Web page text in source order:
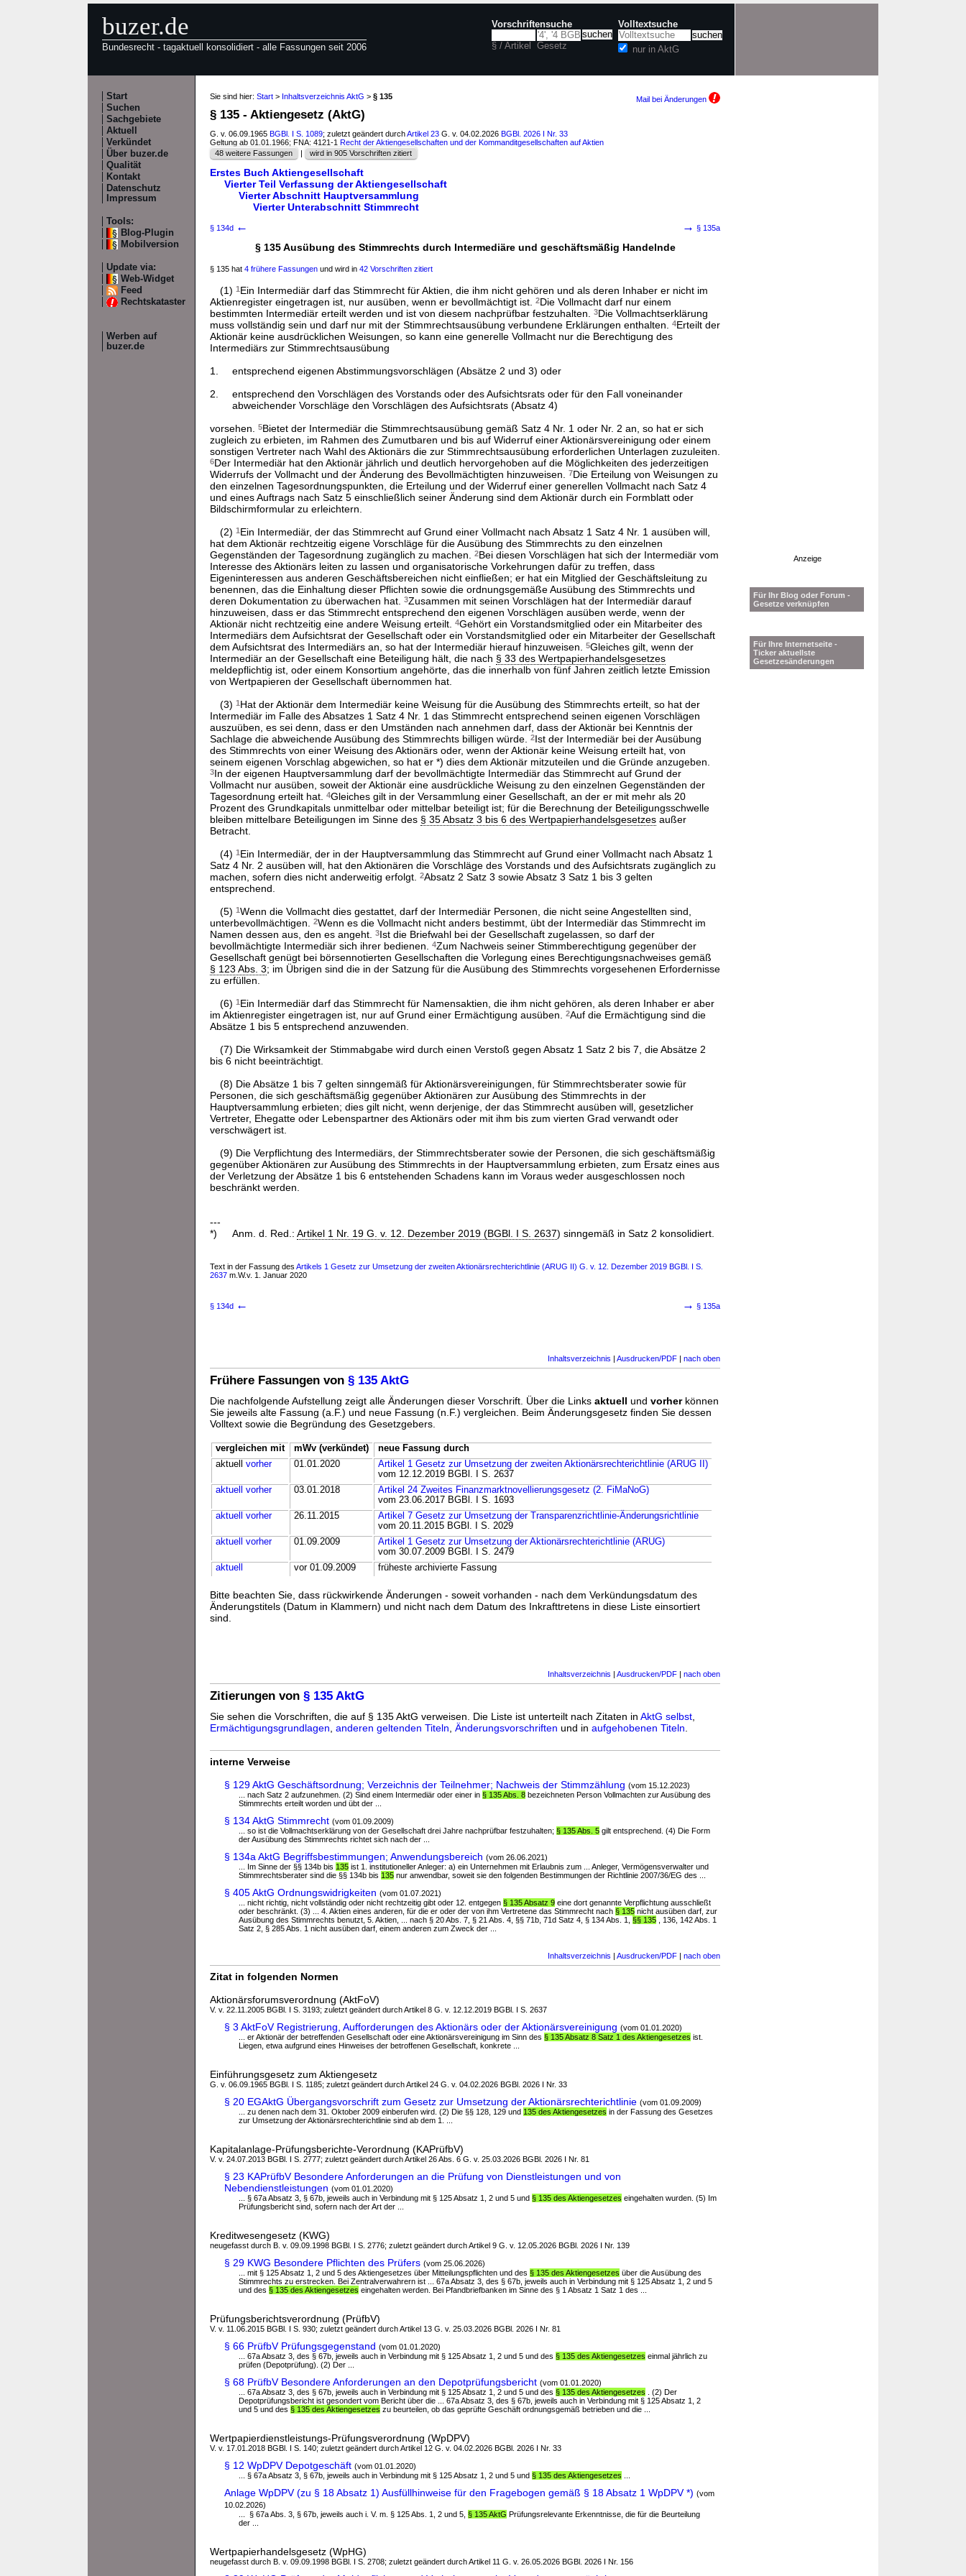
buzer.de
Bundesrecht - tagaktuell konsolidiert - alle Fassungen seit 2006
Vorschriftensuche
§ / Artikel Gesetz
Volltextsuche
nur in AktG
Start
Suchen
Sachgebiete
Aktuell
Verkündet
Über buzer.de
Qualität
Kontakt
Datenschutz
Impressum
Tools:
Blog-Plugin
Mobilversion
Update via:
Web-Widget
Feed
Rechtskataster
Werben auf
buzer.de
Sie sind hier: Start > Inhaltsverzeichnis AktG > § 135 Mail bei Änderungen
§ 135 - Aktiengesetz (AktG)
G. v. 06.09.1965 BGBl. I S. 1089; zuletzt geändert durchArtikel 23 G. v. 04.02.2026 BGBl. 2026 I Nr. 33
Geltung ab 01.01.1966; FNA: 4121-1 Recht der Aktiengesellschaften und der Kommanditgesellschaften auf Aktien
48 weitere Fassungen
| wird in 905 Vorschriften zitiert
Erstes Buch Aktiengesellschaft
Vierter Teil Verfassung der Aktiengesellschaft
Vierter Abschnitt Hauptversammlung
Vierter Unterabschnitt Stimmrecht
§ 134d ← → § 135a
§ 135 Ausübung des Stimmrechts durch Intermediäre und geschäftsmäßig Handelnde
§ 135 hat 4 frühere Fassungen und wird in 42 Vorschriften zitiert
(1) 1Ein Intermediär darf das Stimmrecht für Aktien, die ihm nicht gehören und als deren Inhaber er nicht im
Aktienregister eingetragen ist, nur ausüben, wenn er bevollmächtigt ist.
2Die Vollmacht darf nur einem
bestimmten Intermediär erteilt werden und ist von diesem nachprüfbar festzuhalten.
3Die Vollmachtserklärung
muss vollständig sein und darf nur mit der Stimmrechtsausübung verbundene Erklärungen enthalten.
4Erteilt der
Aktionär keine ausdrücklichen Weisungen, so kann eine generelle Vollmacht nur die Berechtigung des
Intermediärs zur Stimmrechtsausübung
1.
entsprechend eigenen Abstimmungsvorschlägen (Absätze 2 und 3) oder
2.
entsprechend den Vorschlägen des Vorstands oder des Aufsichtsrats oder für den Fall voneinander
abweichender Vorschläge den Vorschlägen des Aufsichtsrats (Absatz 4)
vorsehen.
5Bietet der Intermediär die Stimmrechtsausübung gemäß Satz 4 Nr. 1 oder Nr. 2 an, so hat er sich
zugleich zu erbieten, im Rahmen des Zumutbaren und bis auf Widerruf einer Aktionärsvereinigung oder einem
sonstigen Vertreter nach Wahl des Aktionärs die zur Stimmrechtsausübung erforderlichen Unterlagen zuzuleiten.
6Der Intermediär hat den Aktionär jährlich und deutlich hervorgehoben auf die Möglichkeiten des jederzeitigen
Widerrufs der Vollmacht und der Änderung des Bevollmächtigten hinzuweisen.
7Die Erteilung von Weisungen zu
den einzelnen Tagesordnungspunkten, die Erteilung und der Widerruf einer generellen Vollmacht nach Satz 4
und eines Auftrags nach Satz 5 einschließlich seiner Änderung sind dem Aktionär durch ein Formblatt oder
Bildschirmformular zu erleichtern.
(2) 1Ein Intermediär, der das Stimmrecht auf Grund einer Vollmacht nach Absatz 1 Satz 4 Nr. 1 ausüben will,
hat dem Aktionär rechtzeitig eigene Vorschläge für die Ausübung des Stimmrechts zu den einzelnen
Gegenständen der Tagesordnung zugänglich zu machen.
2Bei diesen Vorschlägen hat sich der Intermediär vom
Interesse des Aktionärs leiten zu lassen und organisatorische Vorkehrungen dafür zu treffen, dass
Eigeninteressen aus anderen Geschäftsbereichen nicht einfließen; er hat ein Mitglied der Geschäftsleitung zu
benennen, das die Einhaltung dieser Pflichten sowie die ordnungsgemäße Ausübung des Stimmrechts und
deren Dokumentation zu überwachen hat.
3Zusammen mit seinen Vorschlägen hat der Intermediär darauf
hinzuweisen, dass er das Stimmrecht entsprechend den eigenen Vorschlägen ausüben werde, wenn der
Aktionär nicht rechtzeitig eine andere Weisung erteilt.
4Gehört ein Vorstandsmitglied oder ein Mitarbeiter des
Intermediärs dem Aufsichtsrat der Gesellschaft oder ein Vorstandsmitglied oder ein Mitarbeiter der Gesellschaft
dem Aufsichtsrat des Intermediärs an, so hat der Intermediär hierauf hinzuweisen.
5Gleiches gilt, wenn der
Intermediär an der Gesellschaft eine Beteiligung hält, die nach § 33 des Wertpapierhandelsgesetzes
meldepflichtig ist, oder einem Konsortium angehörte, das die innerhalb von fünf Jahren zeitlich letzte Emission
von Wertpapieren der Gesellschaft übernommen hat.
(3) 1Hat der Aktionär dem Intermediär keine Weisung für die Ausübung des Stimmrechts erteilt, so hat der
Intermediär im Falle des Absatzes 1 Satz 4 Nr. 1 das Stimmrecht entsprechend seinen eigenen Vorschlägen
auszuüben, es sei denn, dass er den Umständen nach annehmen darf, dass der Aktionär bei Kenntnis der
Sachlage die abweichende Ausübung des Stimmrechts billigen würde.
2Ist der Intermediär bei der Ausübung
des Stimmrechts von einer Weisung des Aktionärs oder, wenn der Aktionär keine Weisung erteilt hat, von
seinem eigenen Vorschlag abgewichen, so hat er *) dies dem Aktionär mitzuteilen und die Gründe anzugeben.
3In der eigenen Hauptversammlung darf der bevollmächtigte Intermediär das Stimmrecht auf Grund der
Vollmacht nur ausüben, soweit der Aktionär eine ausdrückliche Weisung zu den einzelnen Gegenständen der
Tagesordnung erteilt hat.
4Gleiches gilt in der Versammlung einer Gesellschaft, an der er mit mehr als 20
Prozent des Grundkapitals unmittelbar oder mittelbar beteiligt ist; für die Berechnung der Beteiligungsschwelle
bleiben mittelbare Beteiligungen im Sinne des § 35 Absatz 3 bis 6 des Wertpapierhandelsgesetzes außer
Betracht.
(4) 1Ein Intermediär, der in der Hauptversammlung das Stimmrecht auf Grund einer Vollmacht nach Absatz 1
Satz 4 Nr. 2 ausüben will, hat den Aktionären die Vorschläge des Vorstands und des Aufsichtsrats zugänglich zu
machen, sofern dies nicht anderweitig erfolgt.
2Absatz 2 Satz 3 sowie Absatz 3 Satz 1 bis 3 gelten
entsprechend.
(5) 1Wenn die Vollmacht dies gestattet, darf der Intermediär Personen, die nicht seine Angestellten sind,
unterbevollmächtigen.
2Wenn es die Vollmacht nicht anders bestimmt, übt der Intermediär das Stimmrecht im
Namen dessen aus, den es angeht.
3Ist die Briefwahl bei der Gesellschaft zugelassen, so darf der
bevollmächtigte Intermediär sich ihrer bedienen.
4Zum Nachweis seiner Stimmberechtigung gegenüber der
Gesellschaft genügt bei börsennotierten Gesellschaften die Vorlegung eines Berechtigungsnachweises gemäß
§ 123 Abs. 3; im Übrigen sind die in der Satzung für die Ausübung des Stimmrechts vorgesehenen Erfordernisse
zu erfüllen.
(6) 1Ein Intermediär darf das Stimmrecht für Namensaktien, die ihm nicht gehören, als deren Inhaber er aber
im Aktienregister eingetragen ist, nur auf Grund einer Ermächtigung ausüben.
2Auf die Ermächtigung sind die
Absätze 1 bis 5 entsprechend anzuwenden.
(7) Die Wirksamkeit der Stimmabgabe wird durch einen Verstoß gegen Absatz 1 Satz 2 bis 7, die Absätze 2
bis 6 nicht beeinträchtigt.
(8) Die Absätze 1 bis 7 gelten sinngemäß für Aktionärsvereinigungen, für Stimmrechtsberater sowie für
Personen, die sich geschäftsmäßig gegenüber Aktionären zur Ausübung des Stimmrechts in der
Hauptversammlung erbieten; dies gilt nicht, wenn derjenige, der das Stimmrecht ausüben will, gesetzlicher
Vertreter, Ehegatte oder Lebenspartner des Aktionärs oder mit ihm bis zum vierten Grad verwandt oder
verschwägert ist.
(9) Die Verpflichtung des Intermediärs, der Stimmrechtsberater sowie der Personen, die sich geschäftsmäßig
gegenüber Aktionären zur Ausübung des Stimmrechts in der Hauptversammlung erbieten, zum Ersatz eines aus
der Verletzung der Absätze 1 bis 6 entstehenden Schadens kann im Voraus weder ausgeschlossen noch
beschränkt werden.
---
*)
Anm. d. Red.: Artikel 1 Nr. 19 G. v. 12. Dezember 2019 (BGBl. I S. 2637) sinngemäß in Satz 2 konsolidiert.
Text in der Fassung des Artikels 1 Gesetz zur Umsetzung der zweiten Aktionärsrechterichtlinie (ARUG II) G. v. 12. Dezember 2019 BGBl. I S.
2637 m.W.v. 1. Januar 2020
§ 134d ← → § 135a
Inhaltsverzeichnis | Ausdrucken/PDF | nach oben
Frühere Fassungen von § 135 AktG
Die nachfolgende Aufstellung zeigt alle Änderungen dieser Vorschrift. Über die Links aktuell und vorherkönnen
Sie jeweils alte Fassung (a.F.) und neue Fassung (n.F.) vergleichen. Beim Änderungsgesetz finden Sie dessen
Volltext sowie die Begründung des Gesetzgebers.
vergleichen mit mWv (verkündet)
neue Fassung durch
aktuell vorher 01.01.2020
Artikel 1 Gesetz zur Umsetzung der zweiten Aktionärsrechterichtlinie (ARUG II)
vom 12.12.2019 BGBl. I S. 2637
aktuell
vorher 03.01.2018
Artikel 24 Zweites Finanzmarktnovellierungsgesetz (2. FiMaNoG)
vom 23.06.2017 BGBl. I S. 1693
aktuell
vorher 26.11.2015
Artikel 7 Gesetz zur Umsetzung der Transparenzrichtlinie-Änderungsrichtlinie
vom 20.11.2015 BGBl. I S. 2029
aktuell
vorher 01.09.2009
Artikel 1 Gesetz zur Umsetzung der Aktionärsrechterichtlinie (ARUG)
vom 30.07.2009 BGBl. I S. 2479
aktuell
vor 01.09.2009 früheste archivierte Fassung
Bitte beachten Sie, dass rückwirkende Änderungen - soweit vorhanden - nach dem Verkündungsdatum des
Änderungstitels (Datum in Klammern) und nicht nach dem Datum des Inkrafttretens in diese Liste einsortiert
sind.
Inhaltsverzeichnis | Ausdrucken/PDF | nach oben
Zitierungen von § 135 AktG
Sie sehen die Vorschriften, die auf § 135 AktG verweisen. Die Liste ist unterteilt nach Zitaten in AktG selbst
Ermächtigungsgrundlagen anderen geltenden Titeln Änderungsvorschriften und in aufgehobenen Titeln
interne Verweise
§ 129 AktG Geschäftsordnung; Verzeichnis der Teilnehmer; Nachweis der Stimmzählung (vom 15.12.2023)
... nach Satz 2 aufzunehmen. (2) Sind einem Intermediär oder einer in § 135 Abs. 8 bezeichneten Person Vollmachten zur Ausübung des
Stimmrechts erteilt worden und übt der ...
§ 134 AktG Stimmrecht (vom 01.09.2009)
... so ist die Vollmachtserklärung von der Gesellschaft drei Jahre nachprüfbar festzuhalten; § 135 Abs. 5 gilt entsprechend. (4) Die Form
der Ausübung des Stimmrechts richtet sich nach der ...
§ 134a AktG Begriffsbestimmungen; Anwendungsbereich (vom 26.06.2021)
... Im Sinne der §§ 134b bis 135 ist 1. institutioneller Anleger: a) ein Unternehmen mit Erlaubnis zum ... Anleger, Vermögensverwalter und
Stimmrechtsberater sind die §§ 134b bis 135 nur anwendbar, soweit sie den folgenden Bestimmungen der Richtlinie 2007/36/EG des ...
§ 405 AktG Ordnungswidrigkeiten (vom 01.07.2021)
... nicht richtig, nicht vollständig oder nicht rechtzeitig gibt oder 12. entgegen § 135 Absatz 9 eine dort genannte Verpflichtung ausschließt
oder beschränkt. (3) ... 4. Aktien eines anderen, für die er oder der von ihm Vertretene das Stimmrecht nach § 135 nicht ausüben darf, zur
Ausübung des Stimmrechts benutzt, 5. Aktien, ... nach § 20 Abs. 7, § 21 Abs. 4, §§ 71b, 71d Satz 4, § 134 Abs. 1, §§ 135 , 136, 142 Abs. 1
Satz 2, § 285 Abs. 1 nicht ausüben darf, einem anderen zum Zweck der ...
Inhaltsverzeichnis | Ausdrucken/PDF | nach oben
Zitat in folgenden Normen
Aktionärsforumsverordnung (AktFoV)
V. v. 22.11.2005 BGBl. I S. 3193; zuletzt geändert durch Artikel 8 G. v. 12.12.2019 BGBl. I S. 2637
§ 3 AktFoV Registrierung, Aufforderungen des Aktionärs oder der Aktionärsvereinigung (vom 01.01.2020)
... er Aktionär der betreffenden Gesellschaft oder eine Aktionärsvereinigung im Sinn des § 135 Absatz 8 Satz 1 des Aktiengesetzes ist.
Liegen, etwa aufgrund eines Hinweises der betroffenen Gesellschaft, konkrete ...
Einführungsgesetz zum Aktiengesetz
G. v. 06.09.1965 BGBl. I S. 1185; zuletzt geändert durch Artikel 24 G. v. 04.02.2026 BGBl. 2026 I Nr. 33
§ 20 EGAktG Übergangsvorschrift zum Gesetz zur Umsetzung der Aktionärsrechterichtlinie (vom 01.09.2009)
... zu denen nach dem 31. Oktober 2009 einberufen wird. (2) Die §§ 128, 129 und 135 des Aktiengesetzes in der Fassung des Gesetzes
zur Umsetzung der Aktionärsrechterichtlinie sind ab dem 1. ...
Kapitalanlage-Prüfungsberichte-Verordnung (KAPrüfbV)
V. v. 24.07.2013 BGBl. I S. 2777; zuletzt geändert durch Artikel 26 Abs. 6 G. v. 25.03.2026 BGBl. 2026 I Nr. 81
§ 23 KAPrüfbV Besondere Anforderungen an die Prüfung von Dienstleistungen und von
Nebendienstleistungen (vom 01.01.2020)
... § 67a Absatz 3, § 67b, jeweils auch in Verbindung mit § 125 Absatz 1, 2 und 5 und § 135 des Aktiengesetzes eingehalten wurden. (5) Im
Prüfungsbericht sind, sofern nach der Art der ...
Kreditwesengesetz (KWG)
neugefasst durch B. v. 09.09.1998 BGBl. I S. 2776; zuletzt geändert durch Artikel 9 G. v. 12.05.2026 BGBl. 2026 I Nr. 139
§ 29 KWG Besondere Pflichten des Prüfers (vom 25.06.2026)
... mit § 125 Absatz 1, 2 und 5 des Aktiengesetzes über Mitteilungspflichten und des § 135 des Aktiengesetzes über die Ausübung des
Stimmrechts zu erstrecken. Bei Zentralverwahrern ist ... 67a Absatz 3, des § 67b, jeweils auch in Verbindung mit § 125 Absatz 1, 2 und 5
und des § 135 des Aktiengesetzes eingehalten werden. Bei Pfandbriefbanken im Sinne des § 1 Absatz 1 Satz 1 des ...
Prüfungsberichtsverordnung (PrüfbV)
V. v. 11.06.2015 BGBl. I S. 930; zuletzt geändert durch Artikel 13 G. v. 25.03.2026 BGBl. 2026 I Nr. 81
§ 66 PrüfbV Prüfungsgegenstand (vom 01.01.2020)
... 67a Absatz 3, des § 67b, jeweils auch in Verbindung mit § 125 Absatz 1, 2 und 5 und des § 135 des Aktiengesetzes einmal jährlich zu
prüfen (Depotprüfung). (2) Der ...
§ 68 PrüfbV Besondere Anforderungen an den Depotprüfungsbericht (vom 01.01.2020)
... 67a Absatz 3, des § 67b, jeweils auch in Verbindung mit § 125 Absatz 1, 2 und 5 und des § 135 des Aktiengesetzes . (2) Der
Depotprüfungsbericht ist gesondert vom Bericht über die ... 67a Absatz 3, des § 67b, jeweils auch in Verbindung mit § 125 Absatz 1, 2
und 5 und des § 135 des Aktiengesetzes zu beurteilen, ob das geprüfte Geschäft ordnungsgemäß betrieben und die ...
Wertpapierdienstleistungs-Prüfungsverordnung (WpDPV)
V. v. 17.01.2018 BGBl. I S. 140; zuletzt geändert durch Artikel 12 G. v. 04.02.2026 BGBl. 2026 I Nr. 33
§ 12 WpDPV Depotgeschäft (vom 01.01.2020)
... § 67a Absatz 3, § 67b, jeweils auch in Verbindung mit § 125 Absatz 1, 2 und 5 und § 135 des Aktiengesetzes
Anlage WpDPV (zu § 18 Absatz 1) Ausfüllhinweise für den Fragebogen gemäß § 18 Absatz 1 WpDPV *) (vom
10.02.2026)
... § 67a Abs. 3, § 67b, jeweils auch i. V. m. § 125 Abs. 1, 2 und 5, § 135 AktG Prüfungsrelevante Erkenntnisse, die für die Beurteilung
der ...
Wertpapierhandelsgesetz (WpHG)
neugefasst durch B. v. 09.09.1998 BGBl. I S. 2708; zuletzt geändert durch Artikel 11 G. v. 26.05.2026 BGBl. 2026 I Nr. 156
Anzeige
Für Ihr Blog oder Forum -
Gesetze verknüpfen
Für Ihre Internetseite -
Ticker aktuellste
Gesetzesänderungen